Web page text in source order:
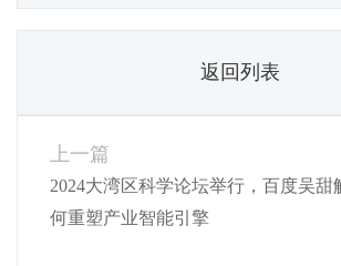
返回列表
上一篇
2024大湾区科学论坛举行，百度吴甜
何重塑产业智能引擎